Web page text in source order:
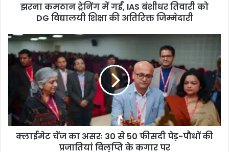
झरना कमठान ट्रेनिंग में गईं, IAS बंशीधर तिवारी को
DG विद्यालयी शिक्षा की अतिरिक्त जिम्मेदारी
क्लाईमेट चेंज का असरः 30 से 50 फीसदी पेड़-पौधों की
प्रजातियां विलुप्ति के कगार पर